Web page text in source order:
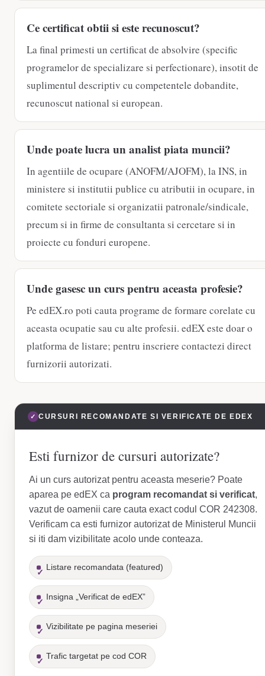
Ce certificat obtii si este recunoscut?
La final primesti un certificat de absolvire (specific
programelor de specializare si perfectionare), insotit de
suplimentul descriptiv cu competentele dobandite,
recunoscut national si european.
Unde poate lucra un analist piata muncii?
In agentiile de ocupare (ANOFM/AJOFM), la INS, in
ministere si institutii publice cu atributii in ocupare, in
comitete sectoriale si organizatii patronale/sindicale,
precum si in firme de consultanta si cercetare si in
proiecte cu fonduri europene.
Unde gasesc un curs pentru aceasta profesie?
Pe edEX.ro poti cauta programe de formare corelate cu
aceasta ocupatie sau cu alte profesii. edEX este doar o
platforma de listare; pentru inscriere contactezi direct
furnizorii autorizati.
✓ CURSURI RECOMANDATE SI VERIFICATE DE EDEX
Esti furnizor de cursuri autorizate?
Ai un curs autorizat pentru aceasta meserie? Poate
aparea pe edEX ca program recomandat si verificat,
vazut de oamenii care cauta exact codul COR 242308.
Verificam ca esti furnizor autorizat de Ministerul Muncii
si iti dam vizibilitate acolo unde conteaza.
Listare recomandata (featured)
Insigna „Verificat de edEX”
Vizibilitate pe pagina meseriei
Trafic targetat pe cod COR